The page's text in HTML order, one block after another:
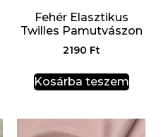
Fehér Elasztikus
Twilles Pamutvászon
2190 Ft
Kosárba teszem